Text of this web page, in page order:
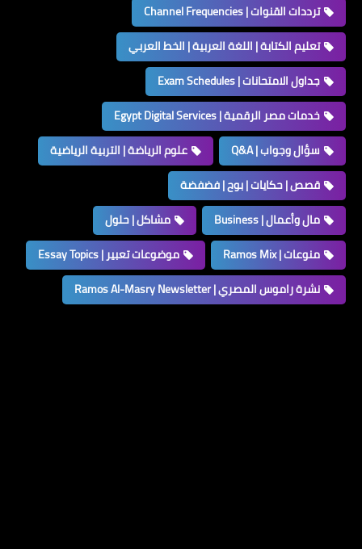
ترددات القنوات | Channel Frequencies
تعليم الكتابة | اللغة العربية | الخط العربي
جداول الامتحانات | Exam Schedules
خدمات مصر الرقمية | Egypt Digital Services
سؤال وجواب | Q&A
علوم الرياضة | التربية الرياضية
قصص | حكايات | بوح | فضفضة
مال وأعمال | Business
مشاكل | حلول
منوعات | Ramos Mix
موضوعات تعبير | Essay Topics
نشرة راموس المصري | Ramos Al-Masry Newsletter